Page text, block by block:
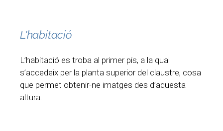
L'habitació
L’habitació es troba al primer pis, a la qual
s’accedeix per la planta superior del claustre, cosa
que permet obtenir-ne imatges des d’aquesta
altura.